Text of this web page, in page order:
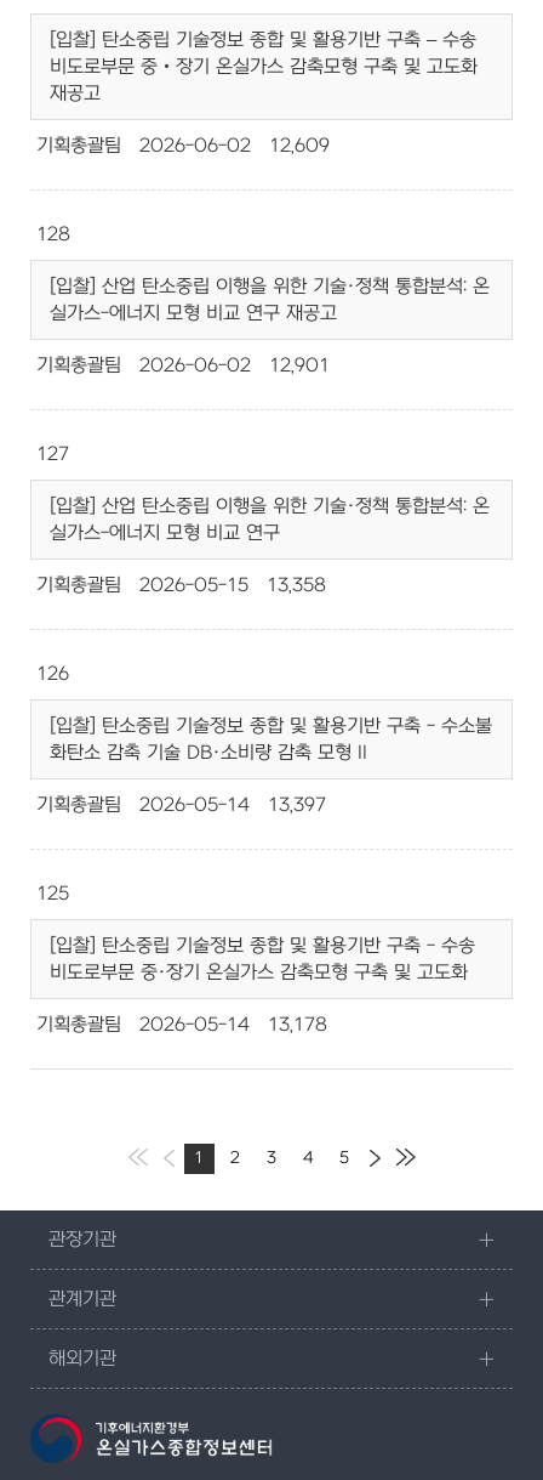
[입찰] 탄소중립 기술정보 종합 및 활용기반 구축 – 수송
비도로부문 중‧장기 온실가스 감축모형 구축 및 고도화
재공고
기획총괄팀 2026-06-02 12,609
128
[입찰] 산업 탄소중립 이행을 위한 기술·정책 통합분석: 온
실가스-에너지 모형 비교 연구 재공고
기획총괄팀 2026-06-02 12,901
127
[입찰] 산업 탄소중립 이행을 위한 기술·정책 통합분석: 온
실가스-에너지 모형 비교 연구
기획총괄팀 2026-05-15 13,358
126
[입찰] 탄소중립 기술정보 종합 및 활용기반 구축 - 수소불
화탄소 감축 기술 DB·소비량 감축 모형 II
기획총괄팀 2026-05-14 13,397
125
[입찰] 탄소중립 기술정보 종합 및 활용기반 구축 - 수송
비도로부문 중·장기 온실가스 감축모형 구축 및 고도화
기획총괄팀 2026-05-14 13,178
1 2 3 4 5
관장기관
관계기관
해외기관